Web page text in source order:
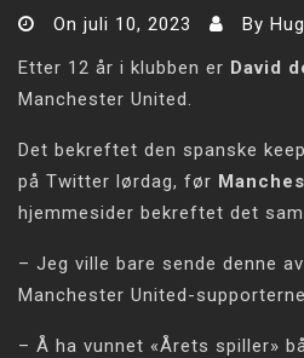
On juli 10, 2023 By
Etter 12 år i klubben er David
Manchester United.
Det bekreftet den spanske
på Twitter lørdag, før
hjemmesider bekreftet det
– Jeg ville bare sende denne
Manchester United-
– Å ha vunnet «Årets spiller»